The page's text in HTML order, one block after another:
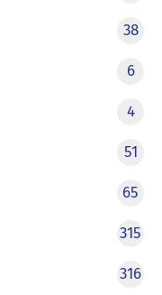
38
6
4
51
65
315
316